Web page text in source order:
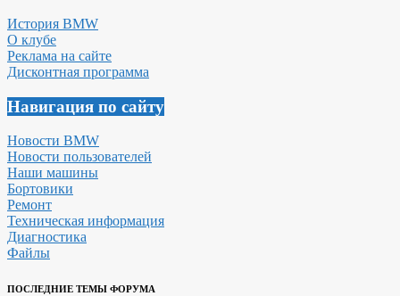
История BMW
О клубе
Реклама на сайте
Дисконтная программа
Навигация по сайту
Новости BMW
Новости пользователей
Наши машины
Бортовики
Ремонт
Техническая информация
Диагностика
Файлы
ПОСЛЕДНИЕ ТЕМЫ ФОРУМА